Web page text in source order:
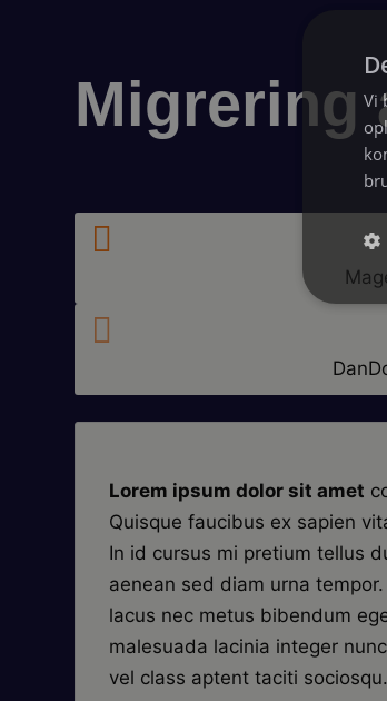
Migrering


Lorem ipsum dolor sit amet
Quisque faucibus ex sapien
In id cursus mi pretium tellus
aenean sed diam urna
lacus nec metus bibendum
malesuada lacinia integer
vel class aptent taciti
Vi